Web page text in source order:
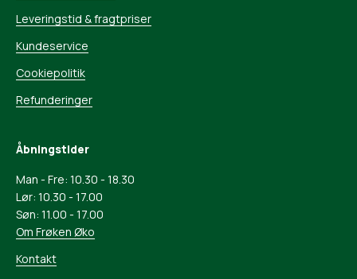
Leveringstid & fragtpriser
Kundeservice
Cookiepolitik
Refunderinger
Åbningstider
Man - Fre: 10.30 - 18.30
Lør: 10.30 - 17.00
Søn: 11.00 - 17.00
Om Frøken Øko
Kontakt